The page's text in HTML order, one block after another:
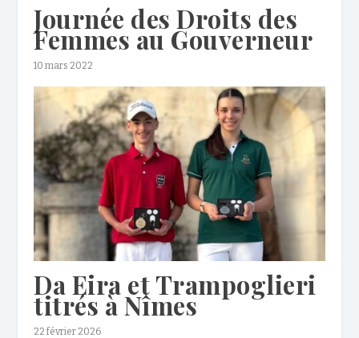
Journée des Droits des
Femmes au Gouverneur
10 mars 2022
Da Eira et Trampoglieri
titrés à Nîmes
22 février 2026